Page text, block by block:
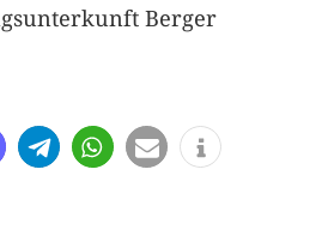
Berger